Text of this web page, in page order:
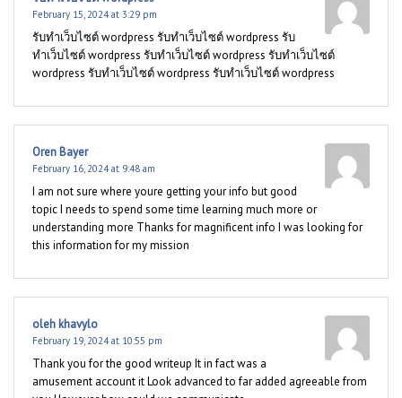
February 15, 2024 at 3:29 pm
รับทำเว็บไซต์ wordpress รับทำเว็บไซต์ wordpress รับ
ทำเว็บไซต์ wordpress รับทำเว็บไซต์ wordpress รับทำเว็บไซต์
wordpress รับทำเว็บไซต์ wordpress รับทำเว็บไซต์ wordpress
Oren Bayer
February 16, 2024 at 9:48 am
I am not sure where youre getting your info but good
topic I needs to spend some time learning much more or
understanding more Thanks for magnificent info I was looking for
this information for my mission
oleh khavylo
February 19, 2024 at 10:55 pm
Thank you for the good writeup It in fact was a
amusement account it Look advanced to far added agreeable from